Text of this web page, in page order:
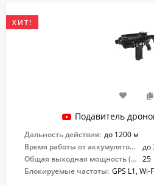
ХИТ!
Подавитель
Дальность действия: до 1200 м
Время работы от аккумулятора:
до
Общая выходная мощность (Вт): 25
Блокируемые частоты: GPS L1, Wi-